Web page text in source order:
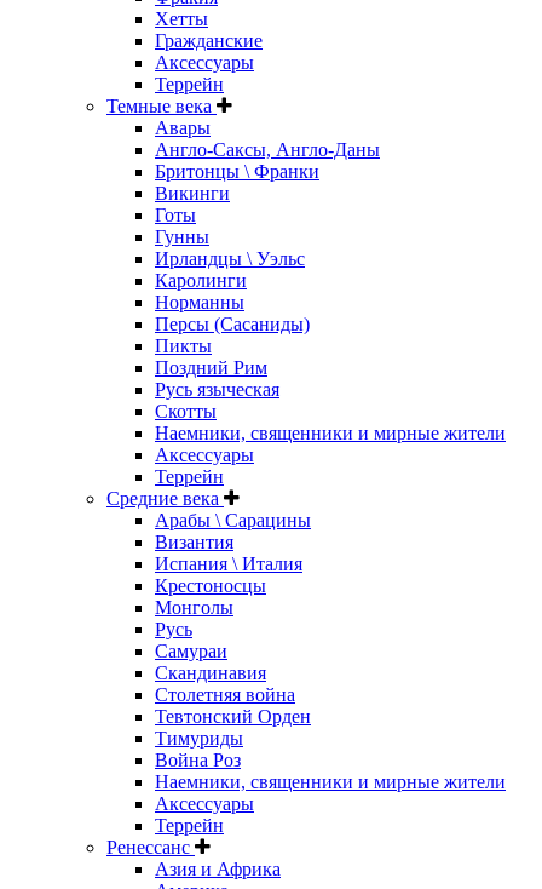
Хетты
Гражданские
Аксессуары
Террейн
Темные века
Авары
Англо-Саксы, Англо-Даны
Бритонцы \ Франки
Викинги
Готы
Гунны
Ирландцы \ Уэльс
Каролинги
Норманны
Персы (Сасаниды)
Пикты
Поздний Рим
Русь языческая
Скотты
Наемники, священники и мирные жители
Аксессуары
Террейн
Средние века
Арабы \ Сарацины
Византия
Испания \ Италия
Крестоносцы
Монголы
Русь
Самураи
Скандинавия
Столетняя война
Тевтонский Орден
Тимуриды
Война Роз
Наемники, священники и мирные жители
Аксессуары
Террейн
Ренессанс
Азия и Африка